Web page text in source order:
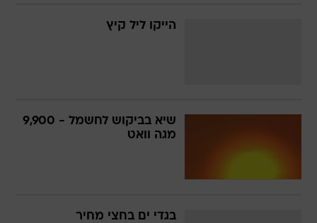
הייקו ליל קיץ
שיא בביקוש לחשמל - 9,900
מגה וואט
בגדי ים בחצי מחיר